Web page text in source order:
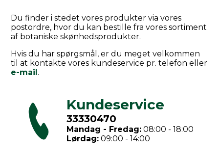
Du finder i stedet vores produkter via vores
postordre, hvor du kan bestille fra vores sortiment
af botaniske skønhedsprodukter.
Hvis du har spørgsmål, er du meget velkommen
til at kontakte vores kundeservice pr. telefon eller
e-mail.
Kundeservice
33330470
Mandag - Fredag:08:00 - 18:00
Lørdag:09:00 - 14:00